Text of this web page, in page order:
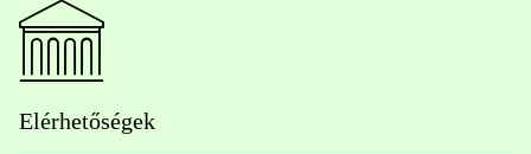
Elérhetőségek